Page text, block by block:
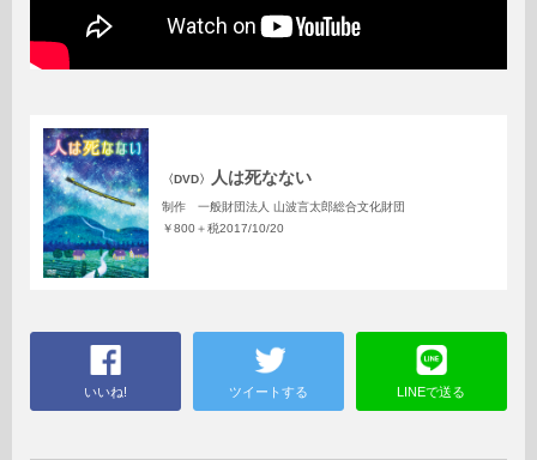
〈DVD〉 人は死なない
制作 一般財団法人 山波言太郎総合文化財団
￥800＋税2017/10/20
いいね! ツイートする LINEで送る